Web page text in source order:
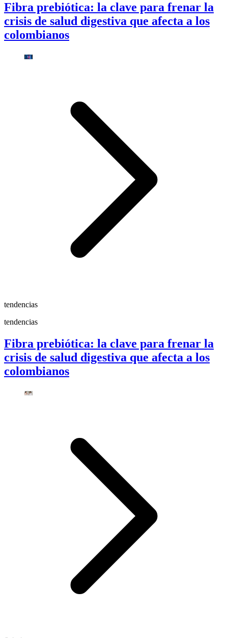
Fibra prebiótica: la clave para frenar la
crisis de salud digestiva que afecta a los
colombianos
tendencias
tendencias
Fibra prebiótica: la clave para frenar la
crisis de salud digestiva que afecta a los
colombianos